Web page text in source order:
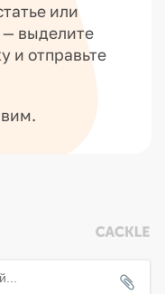
или
— выделите
и отправьте